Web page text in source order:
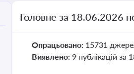
Головне за 18.06.2026
Опрацьовано: 15731
Виявлено: 9 публікацій за